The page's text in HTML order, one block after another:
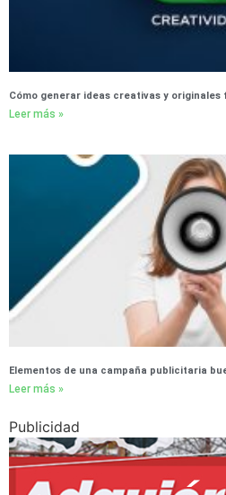
Cómo generar ideas creativas y
Leer más »
Elementos de una campaña publicitaria
Leer más »
Publicidad